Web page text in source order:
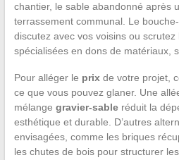
chantier, le sable abandonné après
terrassement communal. Le
discutez avec vos voisins ou
spécialisées en dons de matériaux,
Pour alléger le prixde votre projet,
ce que vous pouvez glaner. Une
mélange gravier-sableréduit la
esthétique et durable. D’autres
envisagées, comme les briques
les chutes de bois pour structurer